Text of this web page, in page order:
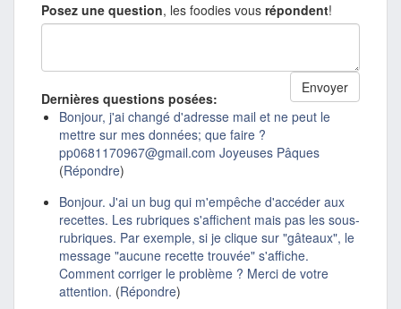
Posez une question, les foodies vous répondent!
Dernières questions posées:
Bonjour, j'ai changé d'adresse mail et ne peut le
mettre sur mes données; que faire ?
pp0681170967@gmail.com Joyeuses Pâques
(Répondre)
Bonjour. J'ai un bug qui m'empêche d'accéder aux
recettes. Les rubriques s'affichent mais pas les sous-
rubriques. Par exemple, si je clique sur "gâteaux", le
message "aucune recette trouvée" s'affiche.
Comment corriger le problème ? Merci de votre
attention. (Répondre)